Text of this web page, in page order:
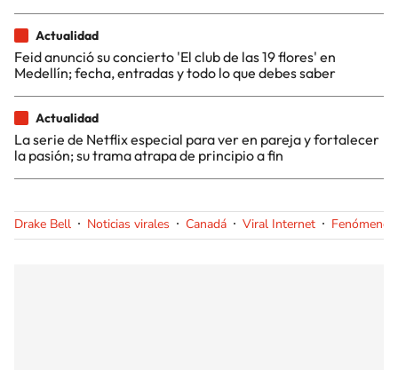
Actualidad
Feid anunció su concierto 'El club de las 19 flores' en
Medellín; fecha, entradas y todo lo que debes saber
Actualidad
La serie de Netflix especial para ver en pareja y fortalecer
la pasión; su trama atrapa de principio a fin
Drake Bell Noticias virales Canadá Viral Internet